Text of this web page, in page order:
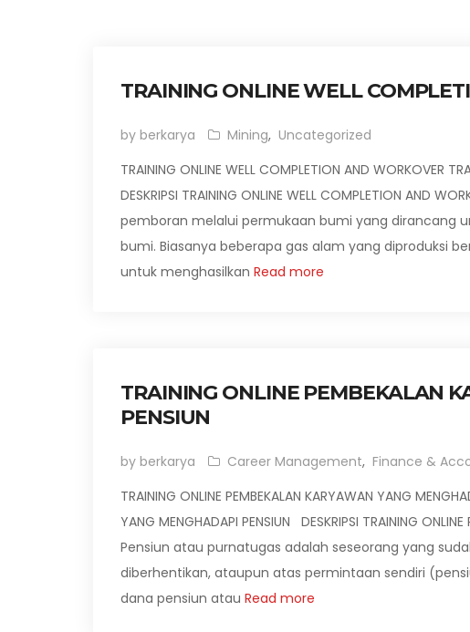
TRAINING ONLINE WELL
by berkarya Mining, Uncategorized
TRAINING ONLINE WELL COMPLETION AND WORKOVER
DESKRIPSI TRAINING ONLINE WELL COMPLETION
pemboran melalui permukaan bumi yang dirancang
bumi. Biasanya beberapa gas alam yang diproduksi
untuk menghasilkan Read more
TRAINING ONLINE PEMBEKALAN
PENSIUN
by berkarya Career Management, Finance &
TRAINING ONLINE PEMBEKALAN KARYAWAN YANG
YANG MENGHADAPI PENSIUN DESKRIPSI TRAINING
Pensiun atau purnatugas adalah seseorang yang
diberhentikan, ataupun atas permintaan sendiri
dana pensiun atau Read more